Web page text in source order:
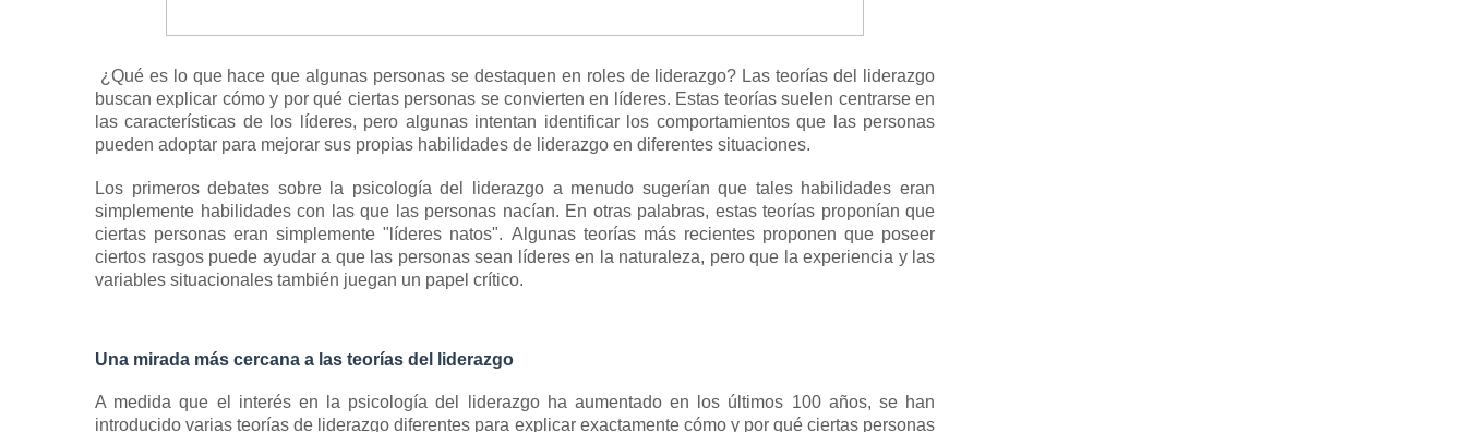
¿Qué es lo que hace que algunas personas se destaquen en roles de liderazgo? Las teorías del liderazgo
buscan explicar cómo y por qué ciertas personas se convierten en líderes. Estas teorías suelen centrarse en
las características de los líderes, pero algunas intentan identificar los comportamientos que las personas
pueden adoptar para mejorar sus propias habilidades de liderazgo en diferentes situaciones.
Los primeros debates sobre la psicología del liderazgo a menudo sugerían que tales habilidades eran
simplemente habilidades con las que las personas nacían. En otras palabras, estas teorías proponían que
ciertas personas eran simplemente "líderes natos". Algunas teorías más recientes proponen que poseer
ciertos rasgos puede ayudar a que las personas sean líderes en la naturaleza, pero que la experiencia y las
variables situacionales también juegan un papel crítico.
Una mirada más cercana a las teorías del liderazgo
A medida que el interés en la psicología del liderazgo ha aumentado en los últimos 100 años, se han
introducido varias teorías de liderazgo diferentes para explicar exactamente cómo y por qué ciertas personas